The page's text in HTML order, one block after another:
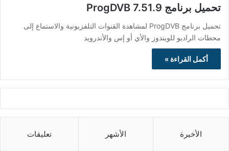
تحميل برنامج ProgDVB 7.51.9
تحميل برنامج ProgDVB لمشاهدة القنوات التلفزيونية والاستماع إلى
محطات الراديو للويندوز والأي أو إس والأندرويد
أكمل القراءة »
الأخيرة الأشهر تعليقات